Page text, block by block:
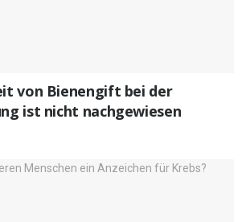
von Bienengift bei der
ist nicht nachgewiesen